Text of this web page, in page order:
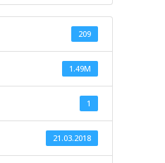
209
1.49M
1
21.03.2018